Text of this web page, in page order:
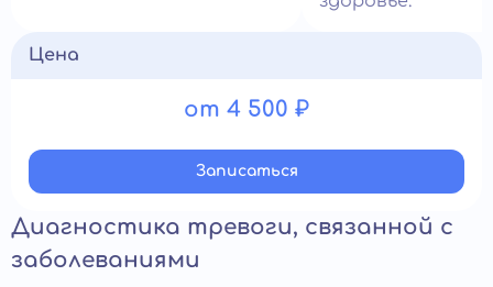
Цена
от 4 500 ₽
Записатьcя
Диагностика тревоги, связанной с
заболеваниями